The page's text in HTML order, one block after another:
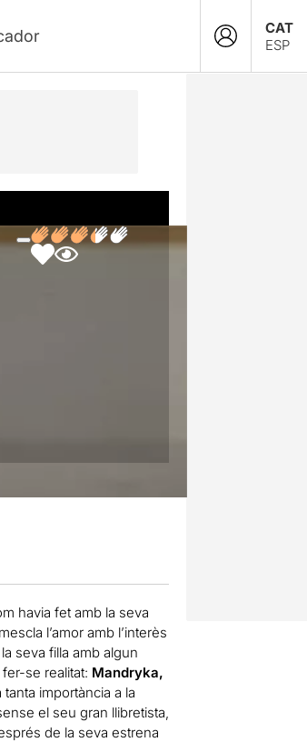
CAT
ESP
havia fet amb la seva
l’amor amb l’interès
seva filla amb algun
se realitat: Mandryka,
importància a la
el seu gran llibretista,
de la seva estrena